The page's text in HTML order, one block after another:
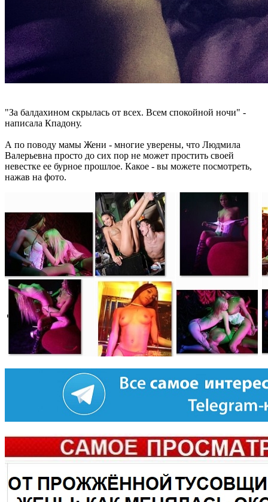
"За балдахином скрылась от всех. Всем спокойной ночи" -
написала Кпадону.
А по поводу мамы Жени - многие уверены, что Людмила
Валерьевна просто до сих пор не может простить своей
невестке ее бурное прошлое. Какое - вы можете посмотреть,
нажав на фото.